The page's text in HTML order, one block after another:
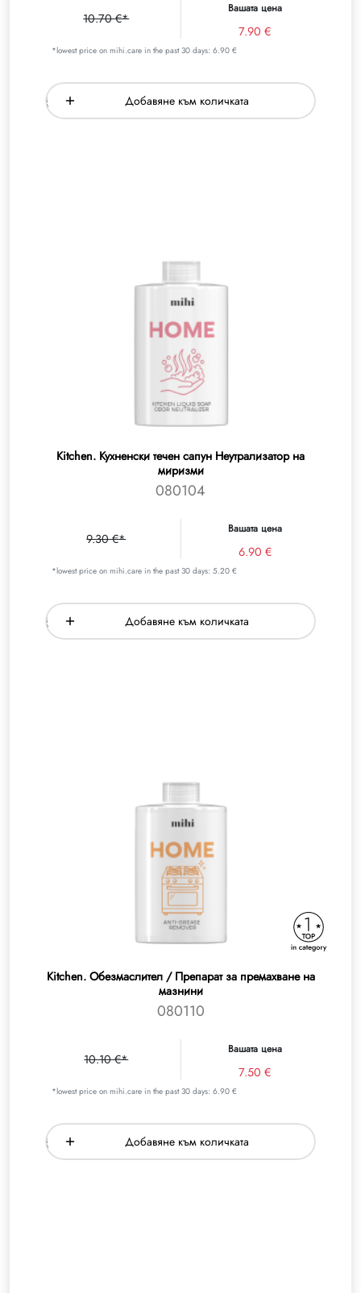
10.70 €*
Вашата цена
7.90 €
*lowest price on mihi.care in the past 30 days: 6.90 €
Добавяне към количката
Kitchen. Кухненски течен сапун Неутрализатор на
миризми
080104
9.30 €*
Вашата цена
6.90 €
*lowest price on mihi.care in the past 30 days: 5.20 €
Добавяне към количката
Kitchen. Обезмаслител / Препарат за премахване на
мазнини
080110
10.10 €*
Вашата цена
7.50 €
*lowest price on mihi.care in the past 30 days: 6.90 €
Добавяне към количката